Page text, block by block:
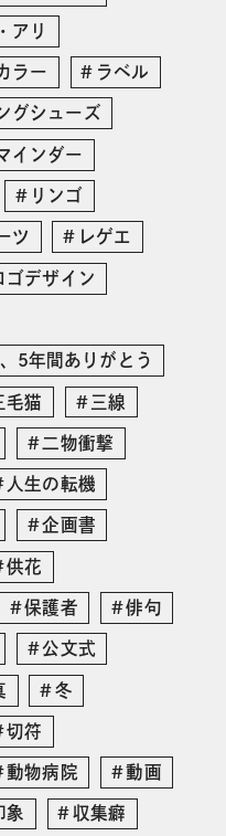
アリ
ラー ラベル
グシューズ
インダー
リンゴ
ツ レゲエ
ゴデザイン
5年間ありがとう
毛猫 三線
二物衝撃
人生の転機
企画書
供花
保護者 俳句
公文式
冬
切符
動物病院 動画
象 収集癖